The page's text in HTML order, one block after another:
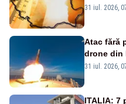
de grade,
31 iul. 2026,
Atac fără
drone din
31 iul. 2026,
ITALIA: 7